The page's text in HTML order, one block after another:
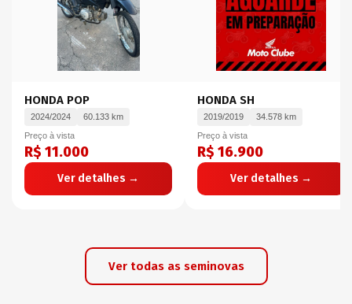
HONDA POP
2024/2024
60.133 km
Preço à vista
R$ 11.000
Ver detalhes →
HONDA SH
2019/2019
34.578 km
Preço à vista
R$ 16.900
Ver detalhes →
Ver todas as seminovas